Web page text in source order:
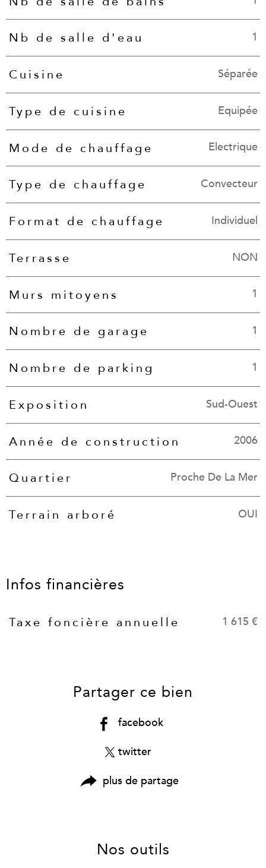
Nb de salle d'eau 1
Cuisine Séparée
Type de cuisine Equipée
Mode de chauffage Electrique
Type de chauffage Convecteur
Format de chauffage Individuel
Terrasse NON
Murs mitoyens 1
Nombre de garage 1
Nombre de parking 1
Exposition Sud-Ouest
Année de construction 2006
Quartier Proche De La Mer
Terrain arboré OUI
Infos financières
Caractéristiques Valeurs
Taxe foncière annuelle 1 615 €
Partager ce bien
facebook
twitter
plus de partage
Nos outils